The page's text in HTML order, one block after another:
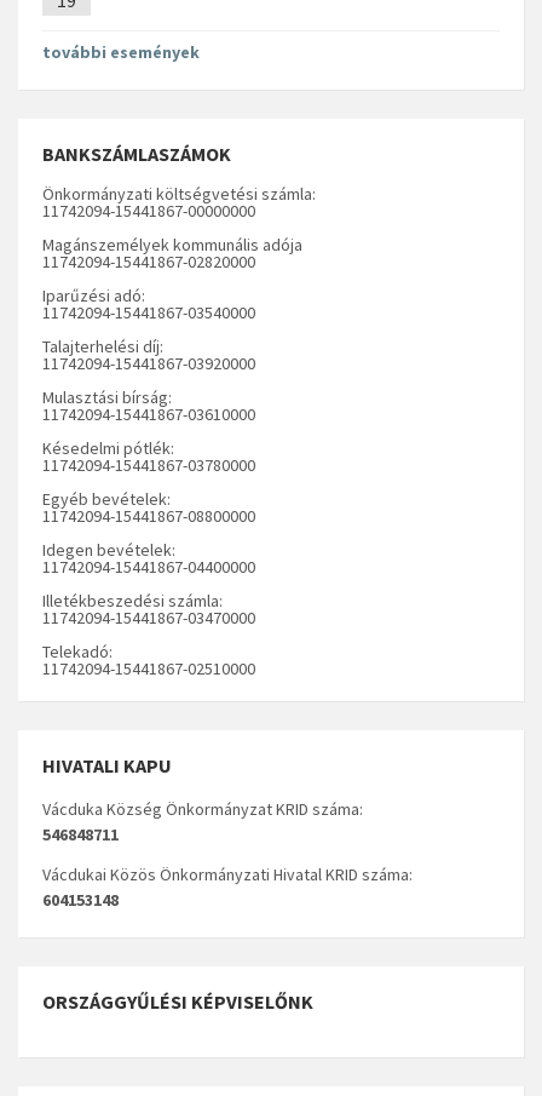
további események
BANKSZÁMLASZÁMOK
Önkormányzati költségvetési számla:
11742094-15441867-00000000
Magánszemélyek kommunális adója
11742094-15441867-02820000
Iparűzési adó:
11742094-15441867-03540000
Talajterhelési díj:
11742094-15441867-03920000
Mulasztási bírság:
11742094-15441867-03610000
Késedelmi pótlék:
11742094-15441867-03780000
Egyéb bevételek:
11742094-15441867-08800000
Idegen bevételek:
11742094-15441867-04400000
Illetékbeszedési számla:
11742094-15441867-03470000
Telekadó:
11742094-15441867-02510000
HIVATALI KAPU
Vácduka Község Önkormányzat KRID száma:
546848711
Vácdukai Közös Önkormányzati Hivatal KRID száma:
604153148
ORSZÁGGYŰLÉSI KÉPVISELŐNK